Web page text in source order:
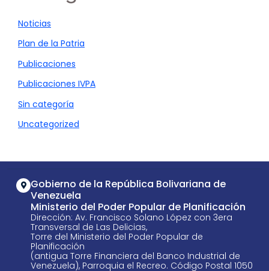
Noticias
Plan de la Patria
Publicaciones
Publicaciones IVPA
Sin categoría
Uncategorized
Gobierno de la República Bolivariana de
Venezuela
Ministerio del Poder Popular de Planificación
Dirección: Av. Francisco Solano López con 3era
Transversal de Las Delicias,
Torre del Ministerio del Poder Popular de
Planificación
(antigua Torre Financiera del Banco Industrial de
Venezuela), Parroquia el Recreo. Código Postal 1050